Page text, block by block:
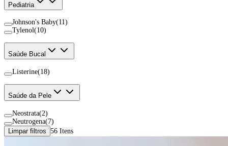
Pediatria
Johnson's Baby(11)
Tylenol(10)
Saúde Bucal
Listerine(18)
Saúde da Pele​
Neostrata(2)
Neutrogena(7)
Limpar filtros 56 Itens